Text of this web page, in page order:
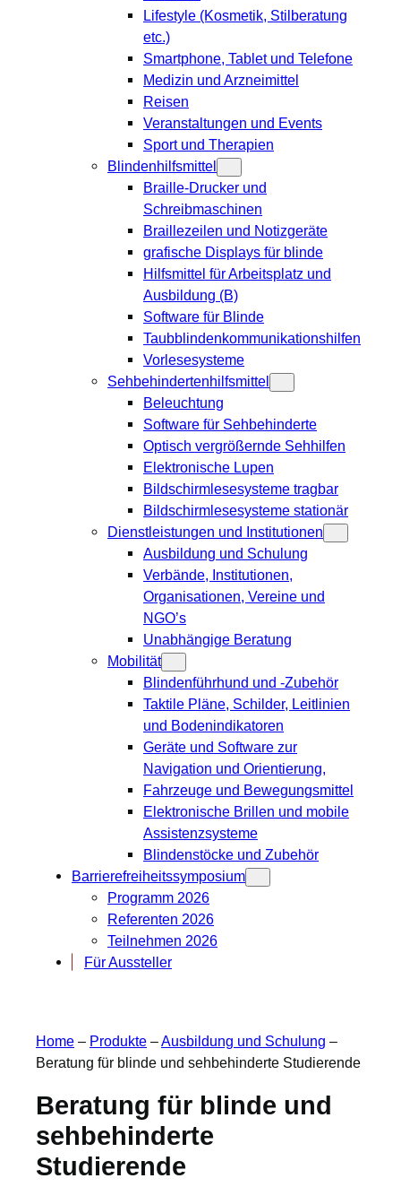
Lifestyle (Kosmetik, Stilberatung
etc.)
Smartphone, Tablet und Telefone
Medizin und Arzneimittel
Reisen
Veranstaltungen und Events
Sport und Therapien
Blindenhilfsmittel
Braille-Drucker und
Schreibmaschinen
Braillezeilen und Notizgeräte
grafische Displays für blinde
Hilfsmittel für Arbeitsplatz und
Ausbildung (B)
Software für Blinde
Taubblindenkommunikationshilfen
Vorlesesysteme
Sehbehindertenhilfsmittel
Beleuchtung
Software für Sehbehinderte
Optisch vergrößernde Sehhilfen
Elektronische Lupen
Bildschirmlesesysteme tragbar
Bildschirmlesesysteme stationär
Dienstleistungen und Institutionen
Ausbildung und Schulung
Verbände, Institutionen,
Organisationen, Vereine und
NGO’s
Unabhängige Beratung
Mobilität
Blindenführhund und -Zubehör
Taktile Pläne, Schilder, Leitlinien
und Bodenindikatoren
Geräte und Software zur
Navigation und Orientierung,
Fahrzeuge und Bewegungsmittel
Elektronische Brillen und mobile
Assistenzsysteme
Blindenstöcke und Zubehör
Barrierefreiheitssymposium
Programm 2026
Referenten 2026
Teilnehmen 2026
Für Aussteller
Home – Produkte –Ausbildung und Schulung –
Beratung für blinde und sehbehinderte Studierende
Beratung für blinde und
sehbehinderte
Studierende